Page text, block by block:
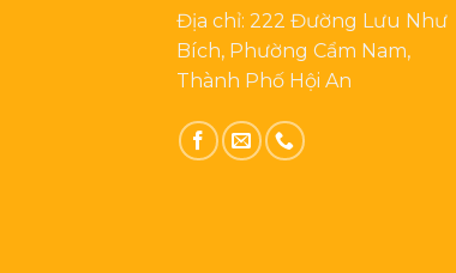
Địa chỉ: 222 Đường Lưu Như
Bích, Phường Cẩm Nam,
Thành Phố Hội An